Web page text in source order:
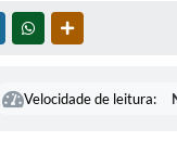
TWITTERWHATSAPP
Velocidade de leitura: